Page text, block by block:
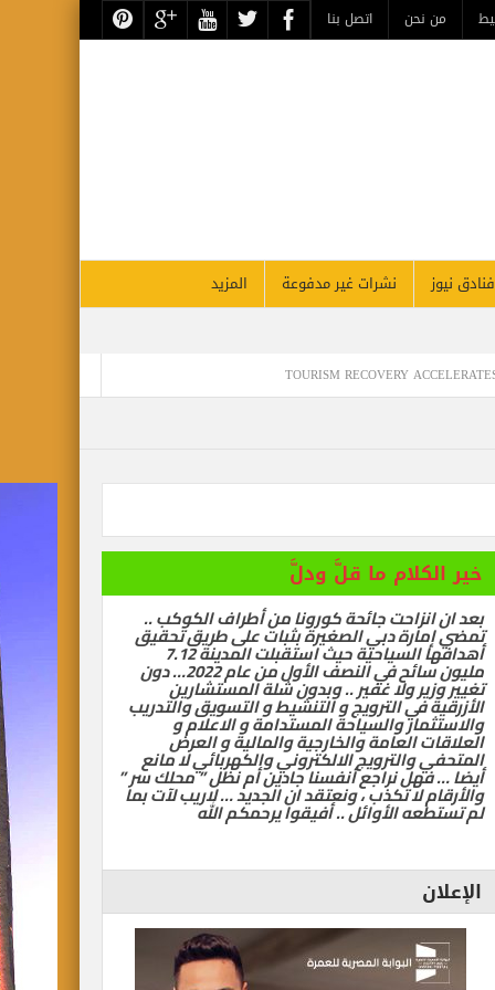
من نحن اتصل بنا
فنادق نيوز نشرات غير مدفوعة
المزيد
TOURISM RECOVERY
سياحية لإنقاذ شيراتون الغردقة … بقلم أشرف سركيس
خير الكلام ما قلَّ ودلَّ
بعد ان انزاحت جائحة كورونا من أطراف الكوكب ..
تمضي إمارة دبي الصغيرة بثبات على طريق تحقيق
أهدافها السياحية حيث استقبلت المدينة 7.12
مليون سائح في النصف الأول من عام 2022… دون
تغيير وزير ولا غفير .. وبدون شلة المستشارين
الأزرقية في الترويج و التنشيط و التسويق والتدريب
والاستثمار والسياحة المستدامة و الاعلام و
العلاقات العامة والخارجية والمالية و العرض
المتحفي والترويج الالكتروني والكهربائي لا مانع
أيضا … فهل نراجع أنفسنا جادين أم نظل ” محلك سر ”
والأرقام لا تكذب ، ونعتقد ان الجديد … لاريب لآت بما
لم تستطعه الأوائل .. أفيقوا يرحمكم الله
الإعلان